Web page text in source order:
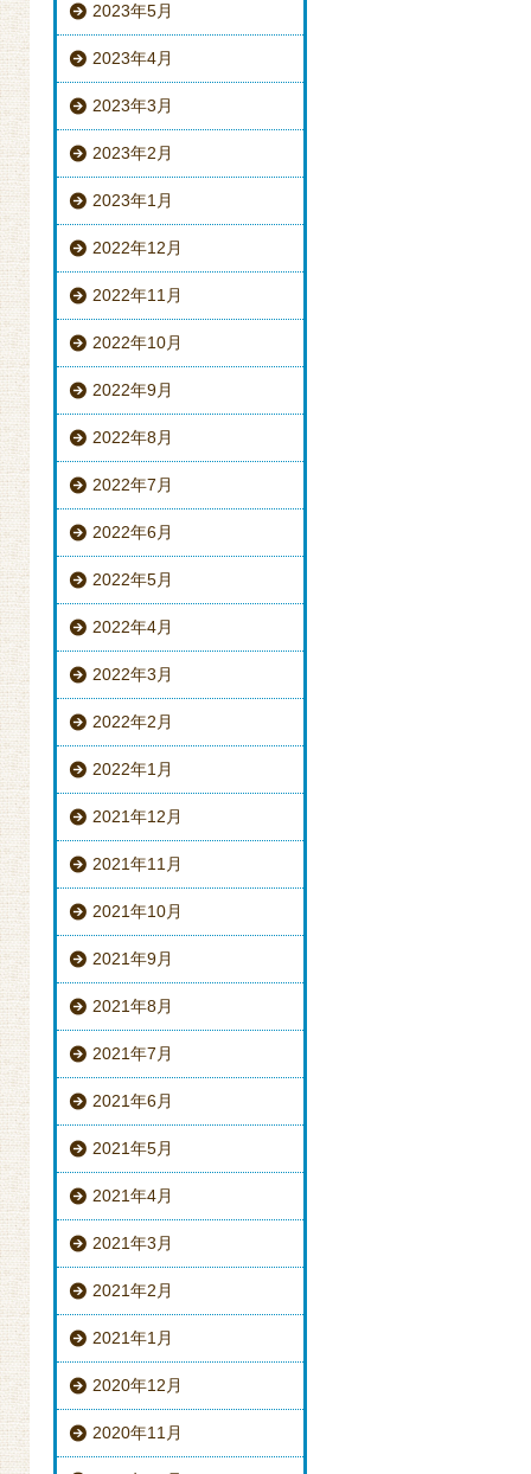
2023年5月
2023年4月
2023年3月
2023年2月
2023年1月
2022年12月
2022年11月
2022年10月
2022年9月
2022年8月
2022年7月
2022年6月
2022年5月
2022年4月
2022年3月
2022年2月
2022年1月
2021年12月
2021年11月
2021年10月
2021年9月
2021年8月
2021年7月
2021年6月
2021年5月
2021年4月
2021年3月
2021年2月
2021年1月
2020年12月
2020年11月